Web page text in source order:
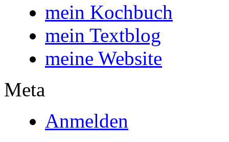
mein Kochbuch
mein Textblog
meine Website
Meta
Anmelden